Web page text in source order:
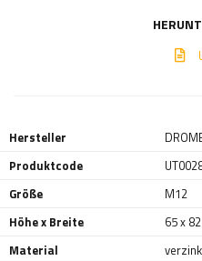
Hersteller
Produktcode
Größe
M12
Höhe x Breite
65 x 82
Material